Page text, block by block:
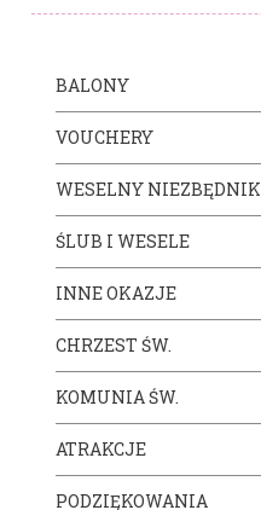
BALONY
VOUCHERY
WESELNY NIEZBĘDNIK
ŚLUB I WESELE
INNE OKAZJE
CHRZEST ŚW.
KOMUNIA ŚW.
ATRAKCJE
PODZIĘKOWANIA